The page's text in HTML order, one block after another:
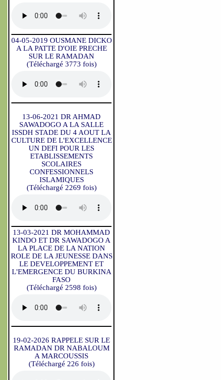
04-05-2019 OUSMANE DICKO
A LA PATTE D'OIE PRECHE
SUR LE RAMADAN
(Téléchargé 3773 fois)
13-06-2021 DR AHMAD
SAWADOGO A LA SALLE
ISSDH STADE DU 4 AOUT LA
CULTURE DE L'EXCELLENCE
UN DEFI POUR LES
ETABLISSEMENTS
SCOLAIRES
CONFESSIONNELS
ISLAMIQUES
(Téléchargé 2269 fois)
13-03-2021 DR MOHAMMAD
KINDO ET DR SAWADOGO A
LA PLACE DE LA NATION
ROLE DE LA JEUNESSE DANS
LE DEVELOPPEMENT ET
L'EMERGENCE DU BURKINA
FASO
(Téléchargé 2598 fois)
19-02-2026 RAPPELE SUR LE
RAMADAN DR NABALOUM
A MARCOUSSIS
(Téléchargé 226 fois)